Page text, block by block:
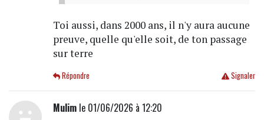
Toi aussi, dans 2000 ans, il n'y aura aucune
preuve, quelle qu'elle soit, de ton passage
sur terre
Signaler
Répondre
Mulimle 01/06/2026 à 12:20